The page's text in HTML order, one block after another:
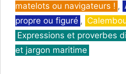
matelots ou navigateurs ! ,
propre ou figuré ,
Expressions et proverbes
et jargon maritime